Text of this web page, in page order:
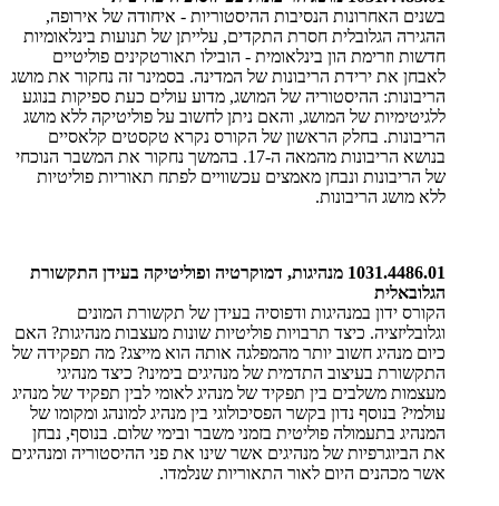
בשנים האחרונות הנסיבות ההיסטוריות - איחודה של אירופה,
ההגירה הגלובלית חסרת התקדים, עלייתן של תנועות בינלאומיות
חדשות וזרימת הון בינלאומית - הובילו תאורטקינים פוליטיים
לאבחן את ירידת הריבונות של המדינה. בסמינר זה נחקור את מושג
הריבונות: ההיסטוריה של המושג, מדוע עולים כעת ספיקות בנוגע
ללגיטימיות של המושג, והאם ניתן לחשוב על פוליטיקה ללא מושג
הריבונות. בחלק הראשון של הקורס נקרא טקסטים קלאסיים
בנושא הריבונות מהמאה ה-17. בהמשך נחקור את המשבר הנוכחי
של הריבונות ונבחן מאמצים עכשוויים לפתח תאוריות פוליטיות
ללא מושג הריבונות.
1031.4486.01 מנהיגות, דמוקרטיה ופוליטיקה בעידן התקשורת
הגלובאלית
הקורס ידון במנהיגות ודפוסיה בעידן של תקשורת המונים
וגלובליזציה. כיצד תרבויות פוליטיות שונות מעצבות מנהיגות? האם
כיום מנהיג חשוב יותר מהמפלגה אותה הוא מייצג? מה תפקידה של
התקשורת בעיצוב התדמית של מנהיגים בימינו? כיצד מנהיגי
מעצמות משלבים בין תפקיד של מנהיג לאומי לבין תפקיד של מנהיג
עולמי? בנוסף נדון בקשר הפסיכולוגי בין מנהיג למונהג ומקומו של
המנהיג בתעמולה פוליטית בזמני משבר ובימי שלום. בנוסף, נבחן
את הביוגרפיות של מנהיגים אשר שינו את פני ההיסטוריה ומנהיגים
אשר מכהנים היום לאור התאוריות שנלמדו.